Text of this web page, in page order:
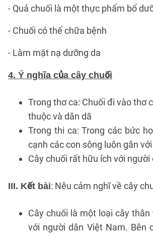
- Quả chuối là một thực phẩm bổ
- Chuối có thể chữa bệnh
- Làm mặt nạ dưỡng da
4. Ý nghĩa của cây chuối
Trong thơ ca: Chuối đi vào thơ
thuộc và dân dã
Trong thi ca: Trong các bức
cạnh các con sông luôn gắn
Cây chuối rất hữu ích với người
III. Kết bài: Nêu cảm nghĩ về cây
Cây chuối là một loại cây
với người dân Việt Nam. Bên